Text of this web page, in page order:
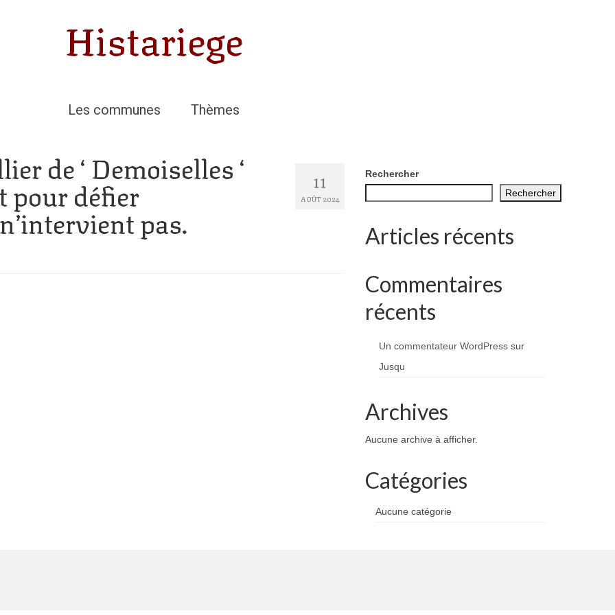
Histariege
Les communes Thèmes
11
AOÛT 2024
de ‘ Demoiselles ‘
pour défier
pas.
Rechercher
Rechercher
Articles récents
Commentaires
récents
Un commentateur WordPresssur
Jusqu
Archives
Aucune archive à afficher.
Catégories
Aucune catégorie